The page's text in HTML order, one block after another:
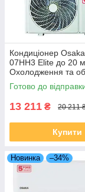
Кондиціонер
07HH3 Elite до 20
Охолодження та
-15°C
Готово до
13 211 ₴ 20 211
Купити
Новинка –34%